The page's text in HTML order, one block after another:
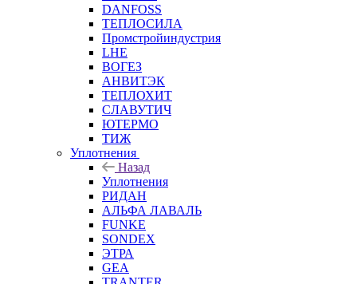
DANFOSS
ТЕПЛОСИЛА
Промстройиндустрия
LHE
ВОГЕЗ
АНВИТЭК
ТЕПЛОХИТ
СЛАВУТИЧ
ЮТЕРМО
ТИЖ
Уплотнения
Назад
Уплотнения
РИДАН
АЛЬФА ЛАВАЛЬ
FUNKE
SONDEX
ЭТРА
GEA